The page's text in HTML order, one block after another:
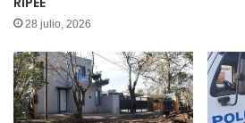
28 julio, 2026